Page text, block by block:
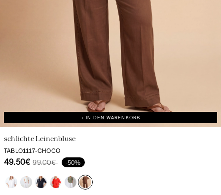
+ IN DEN WARENKORB
schlichte Leinenbluse
TABLO1117-CHOCO
49.50€ 99.00€ -50%